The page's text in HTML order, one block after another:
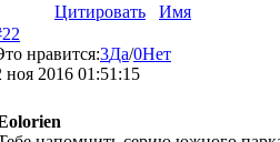
Цитировать Имя
нравится:3Да/0Нет
ноя 2016 01:51:15